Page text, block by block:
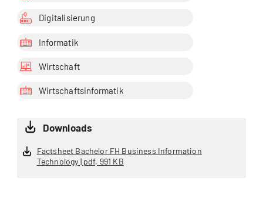
Digitalisierung
Informatik
Wirtschaft
Wirtschaftsinformatik
Downloads
Factsheet Bachelor FH Business Information
Technology | pdf, 991 KB